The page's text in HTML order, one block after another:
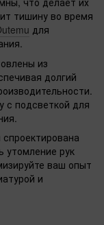
тишину во время
для
из
долгий
с подсветкой для
утомление рук
ваш опыт
и